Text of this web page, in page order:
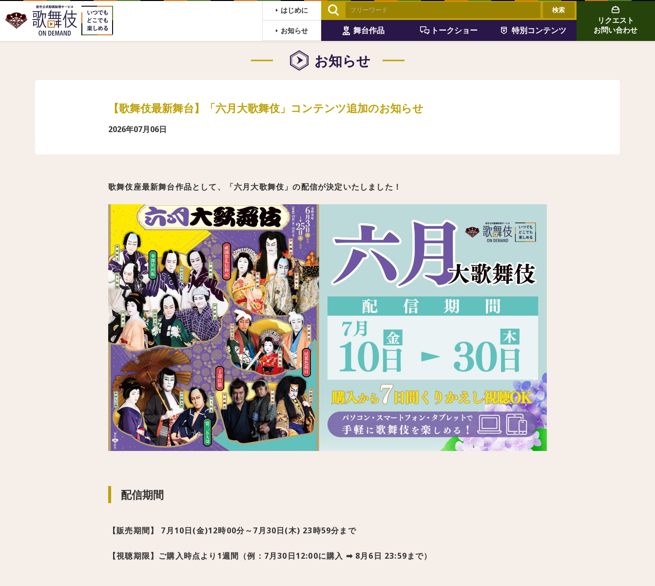
はじめに
お知らせ 舞台作品 トークショー 特別コンテンツ
リクエスト
お問い合わせ
お知らせ
【歌舞伎最新舞台】「六月大歌舞伎」コンテンツ追加のお知らせ
2026年07月06日
歌舞伎座最新舞台作品として、「六月大歌舞伎」の配信が決定いたしました！
配信期間
【販売期間】 7月10日(金)12時00分～7月30日(木) 23時59分まで
【視聴期限】ご購入時点より1週間（例：7月30日12:00に購入 ➡ 8月6日 23:59まで）